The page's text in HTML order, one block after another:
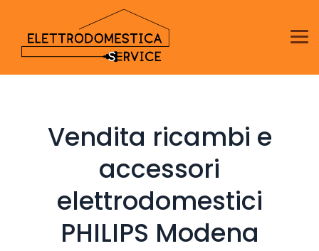
Vendita ricambi e
accessori
elettrodomestici
PHILIPS Modena